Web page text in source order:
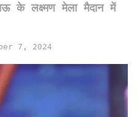
लक्ष्मण मेला मैदान में
7, 2024